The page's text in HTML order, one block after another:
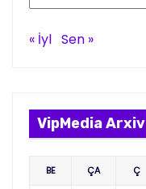
« İyl Sen »
VipMedia Arxiv
BE ÇA Ç